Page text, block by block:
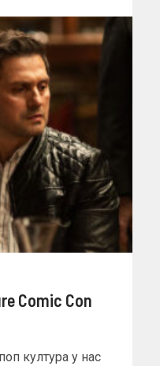
Comic Con
култура у нас